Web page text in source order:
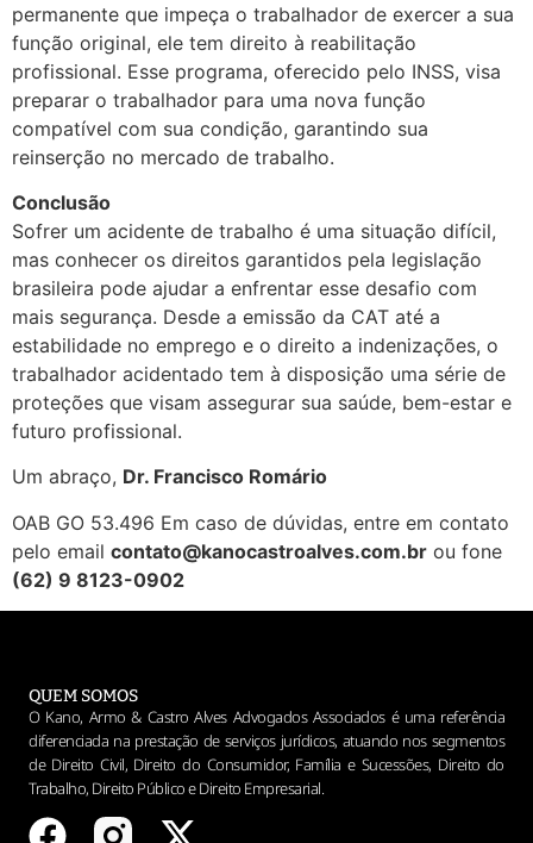
permanente que impeça o trabalhador de exercer a sua
função original, ele tem direito à reabilitação
profissional. Esse programa, oferecido pelo INSS, visa
preparar o trabalhador para uma nova função
compatível com sua condição, garantindo sua
reinserção no mercado de trabalho.
Conclusão
Sofrer um acidente de trabalho é uma situação difícil,
mas conhecer os direitos garantidos pela legislação
brasileira pode ajudar a enfrentar esse desafio com
mais segurança. Desde a emissão da CAT até a
estabilidade no emprego e o direito a indenizações, o
trabalhador acidentado tem à disposição uma série de
proteções que visam assegurar sua saúde, bem-estar e
futuro profissional.
Um abraço, Dr. Francisco Romário
OAB GO 53.496 Em caso de dúvidas, entre em contato
pelo email contato@kanocastroalves.com.br ou fone
(62) 9 8123-0902
QUEM SOMOS
O Kano, Armo & Castro Alves Advogados Associados é uma referência
diferenciada na prestação de serviços jurídicos, atuando nos segmentos
de Direito Civil, Direito do Consumidor, Família e Sucessões, Direito do
Trabalho, Direito Público e Direito Empresarial.